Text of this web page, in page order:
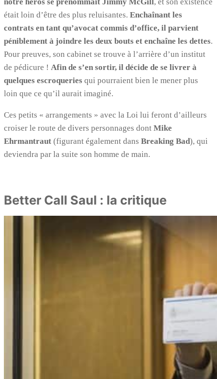
était loin d’être des plus reluisantes. Enchaînant les
contrats en tant qu’avocat commis d’office, il parvient
péniblement à joindre les deux bouts et enchaîne les dettes.
Pour preuves, son cabinet se trouve à l’arrière d’un institut
de pédicure ! Afin de s’en sortir, il décide de se livrer à
quelques escroqueries qui pourraient bien le mener plus
loin que ce qu’il aurait imaginé.
Ces petits « arrangements » avec la Loi lui feront d’ailleurs
croiser le route de divers personnages dont Mike
Ehrmantraut (figurant également dans Breaking Bad), qui
deviendra par la suite son homme de main.
Better Call Saul : la critique